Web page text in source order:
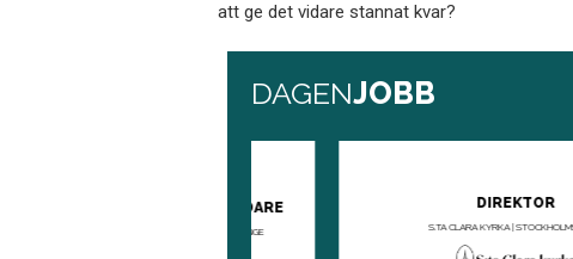
att ge det vidare stannat kvar?